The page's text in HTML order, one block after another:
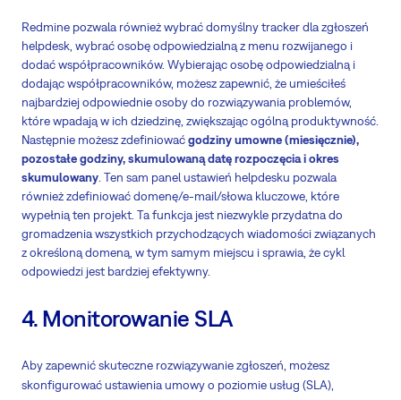
Redmine pozwala również wybrać domyślny tracker dla zgłoszeń
helpdesk, wybrać osobę odpowiedzialną z menu rozwijanego i
dodać współpracowników. Wybierając osobę odpowiedzialną i
dodając współpracowników, możesz zapewnić, że umieściłeś
najbardziej odpowiednie osoby do rozwiązywania problemów,
które wpadają w ich dziedzinę, zwiększając ogólną produktywność.
Następnie możesz zdefiniowaćgodziny umowne (miesięcznie),
pozostałe godziny, skumulowaną datę rozpoczęcia i okres
skumulowany . Ten sam panel ustawień helpdesku pozwala
również zdefiniować domenę/e-mail/słowa kluczowe, które
wypełnią ten projekt. Ta funkcja jest niezwykle przydatna do
gromadzenia wszystkich przychodzących wiadomości związanych
z określoną domeną, w tym samym miejscu i sprawia, że cykl
odpowiedzi jest bardziej efektywny.
4. Monitorowanie SLA
Aby zapewnić skuteczne rozwiązywanie zgłoszeń, możesz
skonfigurować ustawienia umowy o poziomie usług (SLA),